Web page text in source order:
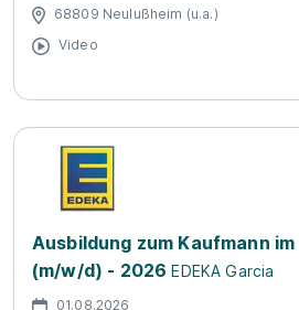
68809 Neulußheim (u.a.)
Video
Ausbildung zum Kaufmann
(m/w/d) - 2026 EDEKA Garcia
01.08.2026